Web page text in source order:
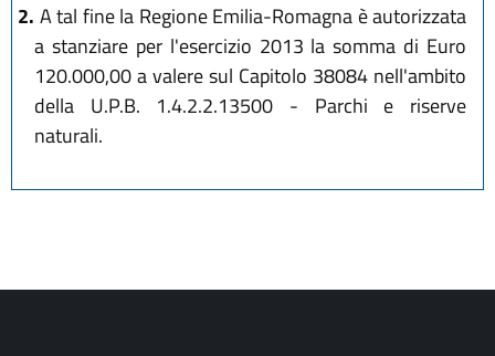
2. A tal fine la Regione Emilia-Romagna è autorizzata
a stanziare per l'esercizio 2013 la somma di Euro
120.000,00 a valere sul Capitolo 38084 nell'ambito
della U.P.B. 1.4.2.2.13500 - Parchi e riserve
naturali.